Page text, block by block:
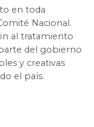
en toda
Nacional.
al tratamiento
del gobierno
y creativas
el país.